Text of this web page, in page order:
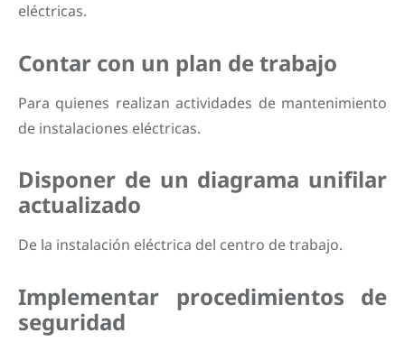
eléctricas.
Contar con un plan de trabajo
Para quienes realizan actividades de mantenimiento
de instalaciones eléctricas.
Disponer de un diagrama unifilar
actualizado
De la instalación eléctrica del centro de trabajo.
Implementar procedimientos de
seguridad